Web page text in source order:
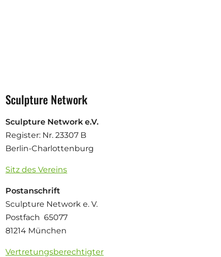
Sculpture Network
Sculpture Network e.V.
Register: Nr. 23307 B
Berlin-Charlottenburg
Sitz des Vereins
Postanschrift
Sculpture Network e. V.
Postfach 65077
81214 München
Vertretungsberechtigter